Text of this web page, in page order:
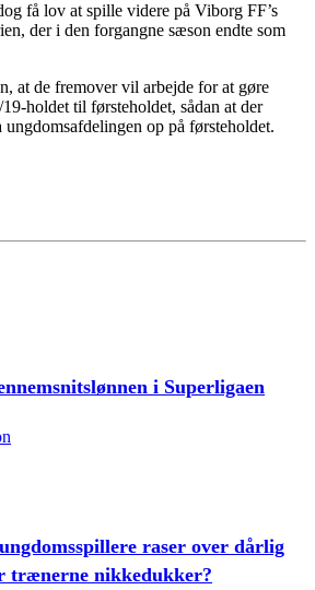
få lov at spille videre på Viborg FF’s
der i den forgangne sæson endte som
at de fremover vil arbejde for at gøre
holdet til førsteholdet, sådan at der
op på førsteholdet.
i Superligaen
raser over dårlig
trænerne nikkedukker?